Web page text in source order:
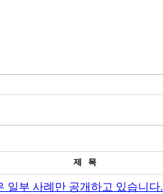
제 목
일부 사례만 공개하고 있습니다.